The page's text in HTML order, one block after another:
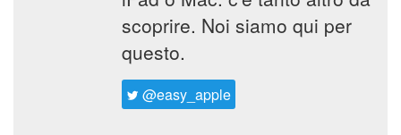
scoprire. Noi siamo qui per
questo.
@easy_apple